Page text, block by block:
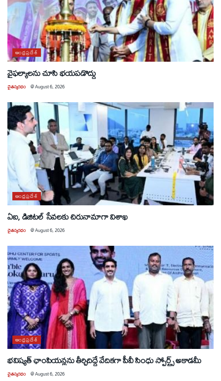
ఆంధ్రప్రదేశ్
వైఫల్యాలను చూసి భయపడొద్దు
చైతన్యరధం @August 6, 2026
ఆంధ్రప్రదేశ్
ఏఐ, డిజిటల్ సేవలకు చిరునామాగా విశాఖ
చైతన్యరధం @August 6, 2026
ఆంధ్రప్రదేశ్
భవిష్యత్ ఛాంపియన్లను తీర్చిదిద్దే వేదికగా పీవీ సింధు స్పోర్ట్స్ అకాడమీ
చైతన్యరధం @August 6, 2026